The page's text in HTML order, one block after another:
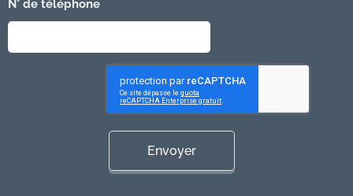
N° de téléphone
Envoyer